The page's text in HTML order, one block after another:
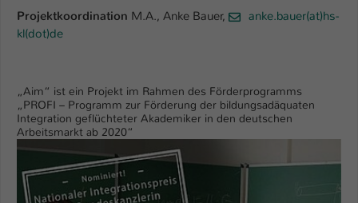
Projektkoordination M.A., Anke Bauer,
anke.bauer(at)hs-
kl(dot)de
„Aim“ ist ein Projekt im Rahmen des Förderprogramms
„PROFI – Programm zur Förderung der bildungsadäquaten
Integration geflüchteter Akademiker in den deutschen
Arbeitsmarkt ab 2020“